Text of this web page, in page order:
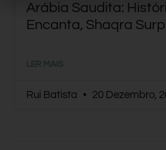
Arábia Saudita:
Encanta, Shaqra
LER MAIS
Rui Batista 20 Dezembro,